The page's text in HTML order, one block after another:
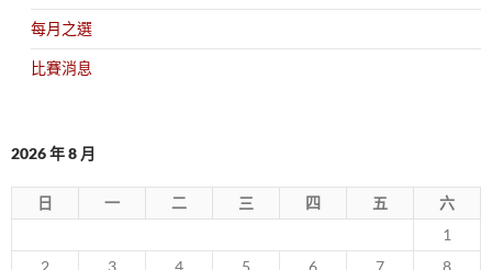
每月之選
比賽消息
2026 年 8 月
日 一 二 三 四 五
六
1